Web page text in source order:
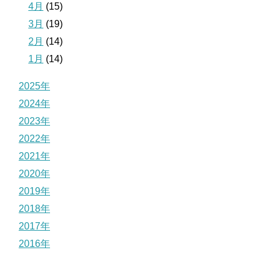
4月 (15)
3月 (19)
2月 (14)
1月 (14)
2025年
2024年
2023年
2022年
2021年
2020年
2019年
2018年
2017年
2016年